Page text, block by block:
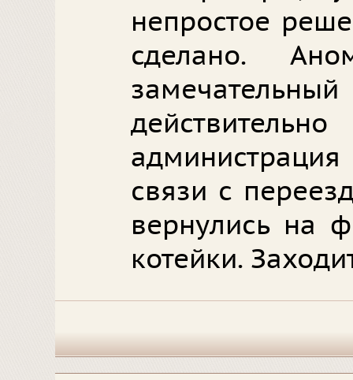
непростое
сделано.
связи с
вернулись на
котейки.